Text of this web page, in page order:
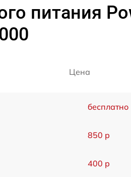
питания
Цена
бесплатно
850 р
400 р